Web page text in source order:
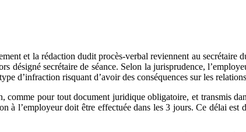
et la rédaction dudit procès-verbal reviennent au secrétaire
désigné secrétaire de séance. Selon la jurisprudence,
d’infraction risquant d’avoir des conséquences sur les
comme pour tout document juridique obligatoire, et transmis
à l’employeur doit être effectuée dans les 3 jours. Ce délai